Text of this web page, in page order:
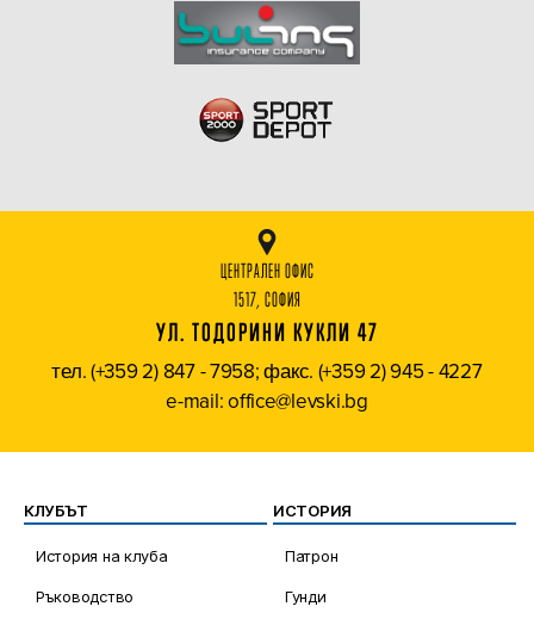
ЦЕНТРАЛЕН ОФИС
1517, СОФИЯ
УЛ. ТОДОРИНИ КУКЛИ 47
тел. (+359 2) 847 - 7958; факс. (+359 2) 945 - 4227
e-mail: office@levski.bg
КЛУБЪТ
История на клуба
Ръководство
ИСТОРИЯ
Патрон
Гунди